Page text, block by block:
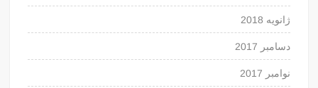
ژانویه 2018
دسامبر 2017
نوامبر 2017